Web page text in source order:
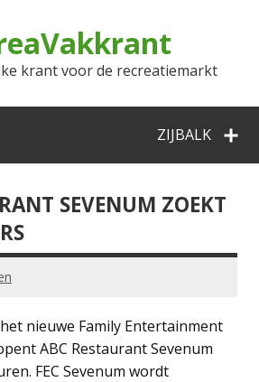
krant voor de recreatiemarkt
ZIJBALK
SEVENUM ZOEKT
nieuwe Family Entertainment
ABC Restaurant Sevenum
FEC Sevenum wordt